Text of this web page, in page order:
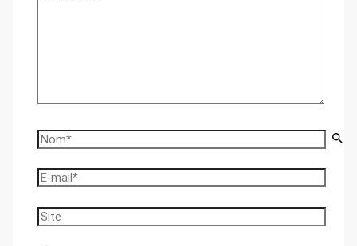
Nom*
E-
mail*
Site